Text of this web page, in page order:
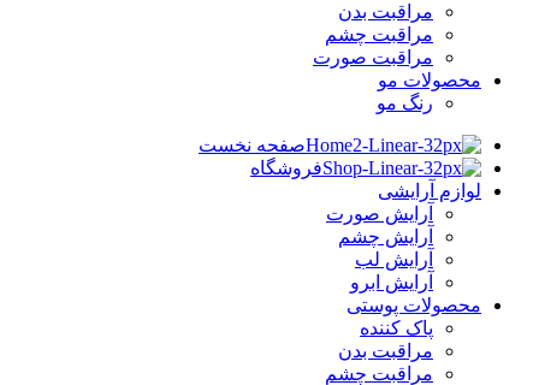
مراقبت بدن
مراقبت چشم
مراقبت صورت
محصولات مو
رنگ مو
صفحه نخست
فروشگاه
لوازم آرایشی
آرایش صورت
آرایش چشم
آرایش لب
آرایش ابرو
محصولات پوستی
پاک کننده
مراقبت بدن
مراقبت چشم